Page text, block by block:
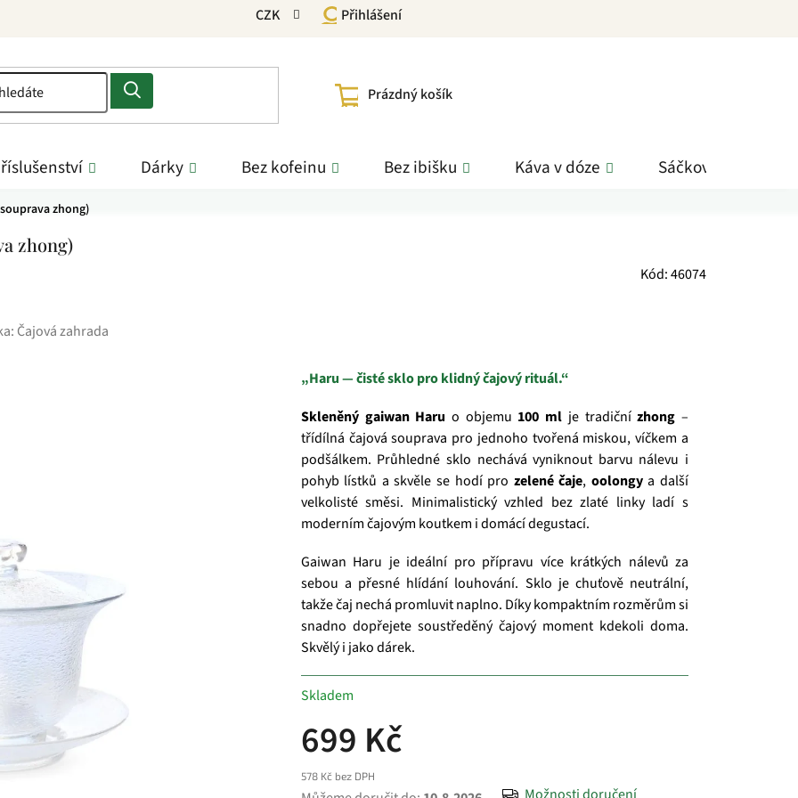
CZK Přihlášení
NÁKUPNÍ
Prázdný košík
Dárky Bez kofeinu Bez ibišku Káva v dóze Sáčkové čaje
zhong)
zhong)
Kód:46074
Čajová zahrada
699 Kč
578 Kč bez DPH
Skladem
„Haru — čisté sklo pro klidný čajový rituál.“
Skleněný gaiwan Haru o objemu 100 ml je tradičnízhong –
třídílná čajová souprava pro jednoho tvořená miskou, víčkem a
podšálkem. Průhledné sklo nechává vyniknout barvu nálevu i
pohyb lístků a skvěle se hodí pro zelené čaje, oolongya další
velkolisté směsi. Minimalistický vzhled bez zlaté linky ladí s
moderním čajovým koutkem i domácí degustací.
Gaiwan Haru je ideální pro přípravu více krátkých nálevů za
sebou a přesné hlídání louhování. Sklo je chuťově neutrální,
takže čaj nechá promluvit naplno. Díky kompaktním rozměrům si
snadno dopřejete soustředěný čajový moment kdekoli doma.
Skvělý i jako dárek.